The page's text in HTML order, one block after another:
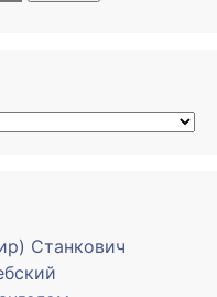
Станкович